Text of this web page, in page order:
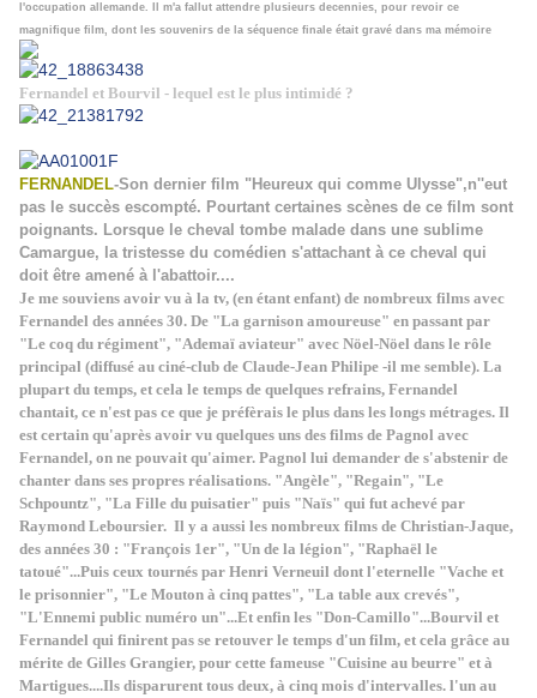
l'occupation allemande. Il m'a fallut attendre plusieurs decennies, pour revoir ce
magnifique film, dont les souvenirs de la séquence finale était gravé dans ma mémoire
Fernandel et Bourvil - lequel est le plus intimidé ?
FERNANDEL-Son dernier film "Heureux qui comme Ulysse",n''eut
pas le succès escompté. Pourtant certaines scènes de ce film sont
poignants. Lorsque le cheval tombe malade dans une sublime
Camargue, la tristesse du comédien s'attachant à ce cheval qui
doit être amené à l'abattoir....
Je me souviens avoir vu à la tv, (en étant enfant) de nombreux films avec
Fernandel des années 30. De "La garnison amoureuse" en passant par
"Le coq du régiment", "Ademaï aviateur" avec Nöel-Nöel dans le rôle
principal (diffusé au ciné-club de Claude-Jean Philipe -il me semble). La
plupart du temps, et cela le temps de quelques refrains, Fernandel
chantait, ce n'est pas ce que je préfèrais le plus dans les longs métrages. Il
est certain qu'après avoir vu quelques uns des films de Pagnol avec
Fernandel, on ne pouvait qu'aimer. Pagnol lui demander de s'abstenir de
chanter dans ses propres réalisations. "Angèle", "Regain", "Le
Schpountz", "La Fille du puisatier" puis "Naïs" qui fut achevé par
Raymond Leboursier. Il y a aussi les nombreux films de Christian-Jaque,
des années 30 : "François 1er", "Un de la légion", "Raphaël le
tatoué"...Puis ceux tournés par Henri Verneuil dont l'eternelle "Vache et
le prisonnier", "Le Mouton à cinq pattes", "La table aux crevés",
"L'Ennemi public numéro un"...Et enfin les "Don-Camillo"...Bourvil et
Fernandel qui finirent pas se retouver le temps d'un film, et cela grâce au
mérite de Gilles Grangier, pour cette fameuse "Cuisine au beurre" et à
Martigues....Ils disparurent tous deux, à cinq mois d'intervalles. l'un au